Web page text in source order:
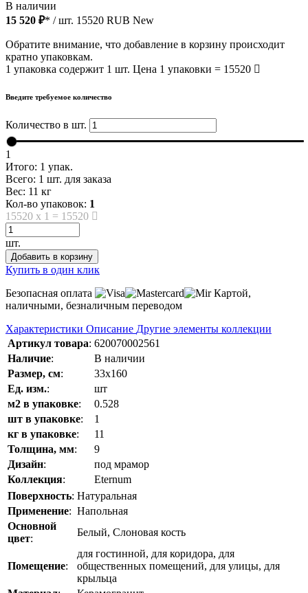
В наличии
15 520 ₽* / шт. 15520 RUB New
Обратите внимание, что добавление в корзину происходит
кратно упаковкам.
1 упаковка содержит 1 шт. Цена 1 упаковки = 15520
Введите требуемое количество
Количество в шт.
1
Итого: 1 упак.
Всего: 1 шт. для заказа
Вес: 11 кг
Кол-во упаковок: 1
15520 x 1 = 15520
шт.
Добавить в корзину
Купить в один клик
Безопасная оплата
Картой,
наличными, безналичным переводом
Характеристики Описание Другие элементы коллекции
Артикул товара: 620070002561
Наличие:
В наличии
Размер, см:
33x160
Ед. изм.:
шт
м2 в упаковке:
0.528
шт в упаковке:
1
кг в упаковке:
11
Толщина, мм:
9
Дизайн:
под мрамор
Коллекция:
Eternum
Поверхность: Натуральная
Применение: Напольная
Основной
цвет:
Белый, Слоновая кость
Помещение:
для гостинной, для коридора, для
общественных помещений, для улицы, для
крыльца